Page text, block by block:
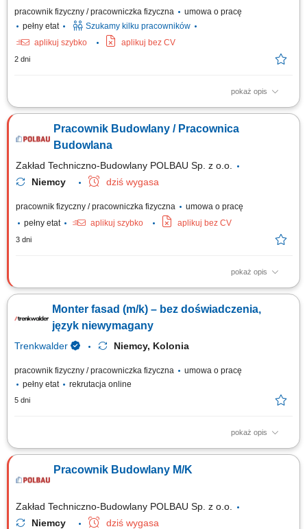
pracownik fizyczny / pracowniczka fizyczna
umowa o pracę
pełny etat
Szukamy kilku pracowników
aplikuj szybko
aplikuj bez CV
2 dni
pokaż opis
Zakres obowiązków: Wykonywanie szalunków ścian, stropów oraz
prefabrykatów betonowych. Wykonywanie prac związanych z
betonowaniem konstrukcji. Praca samodzielna oraz w zespołach na
Pracownik Budowlany / Pracownica
Budowlana
Zakład Techniczno-Budowlany POLBAU Sp. z o.o.
Niemcy
dziś wygasa
pracownik fizyczny / pracowniczka fizyczna
umowa o pracę
pełny etat
aplikuj szybko aplikuj bez CV
3 dni
pokaż opis
Zadania: Składanie i rozkładanie konstrukcji szalunkowych wiodących
wykończeniem elementów żelbetowych; Prowadzenie robót
konstrukcyjnych zgodnie z rysunkiem i wskazaniami technicznymi;
Monter fasad (m/k) – bez doświadczenia,
język niewymagany
Trenkwalder Niemcy, Kolonia
pracownik fizyczny / pracowniczka fizyczna
umowa o pracę
pełny etat
rekrutacja online
5 dni
pokaż opis
Twoje zadania montaż fasad aluminiowych i elewacji (prefabrykaty,
polskojęzycznej brygady, wykonywanie prac pomocniczych i
montażowych: folie uszczelniające, płyty z wełny skalnej, parapety, listwy
Pracownik Budowlany M/K
Zakład Techniczno-Budowlany POLBAU Sp. z o.o.
Niemcy
dziś wygasa